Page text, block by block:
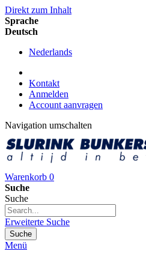
Direkt zum Inhalt
Sprache
Deutsch
Nederlands
Kontakt
Anmelden
Account aanvragen
Navigation umschalten
Warenkorb 0
Suche
Suche
Erweiterte Suche
Suche
Menü